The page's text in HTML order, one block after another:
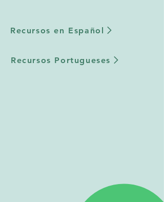
Recursos en Español
Recursos Portugueses